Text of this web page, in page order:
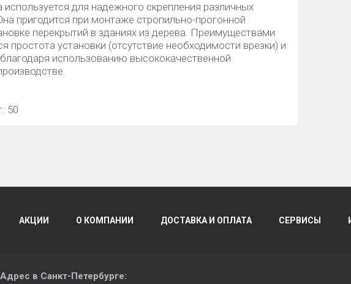
используется для надежного скрепления различных
пригодится при монтаже стропильно-прогонной
перекрытий в зданиях из дерева. Преимуществами
простота установки (отсутствие необходимости врезки) и
использованию высококачественной
50
АКЦИИ О КОМПАНИИ ДОСТАВКА И ОПЛАТА СЕРВИСЫ
Адрес в Санкт-Петербурге: